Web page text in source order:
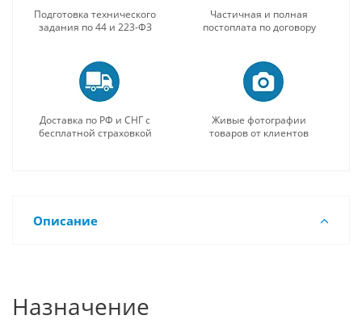
Подготовка технического
задания по 44 и 223-ФЗ
Частичная и полная
постоплата по договору
Доставка по РФ и СНГ с
бесплатной страховкой
Живые фотографии
товаров от клиентов
Описание
Назначение